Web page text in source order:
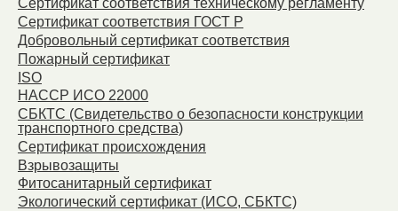
Сертификат соответствия техническому регламенту
Сертификат соответствия ГОСТ Р
Добровольный сертификат соответствия
Пожарный сертификат
ISO
HACCP ИСО 22000
СБКТС (Свидетельство о безопасности конструкции
транспортного средства)
Сертификат происхождения
Взрывозащиты
Фитосанитарный сертификат
Экологический сертификат (ИСО, СБКТС)